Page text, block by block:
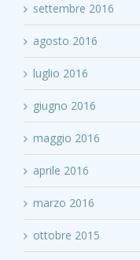
settembre 2016
agosto 2016
luglio 2016
giugno 2016
maggio 2016
aprile 2016
marzo 2016
ottobre 2015